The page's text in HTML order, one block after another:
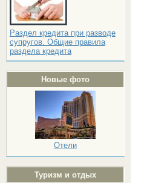
Раздел кредита при разводе
супругов. Общие правила
раздела кредита
Новые фото
Отели
Туризм и отдых